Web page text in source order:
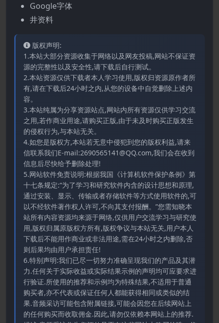
Google字体
井资料
版权声明:
1.本站大部分资源收集于网络以及网友投稿,网站不保证资
源的完整性以及安全性,请下载后自行测试。
2.本站资源仅供下载者本人学习使用,版权归资源原作者所
有,请在下载后24小时之内,从您的设备中自觉删除上述内
容。
3.本站纯属为分享资源站点,网站内所有资源仅供学习交流
之用,若作商业用途,请购买正版,由于未及时购买正版发生
的侵权行为,与本站无关。
4.如您是版权方,本站若无意中侵犯到您的版权利益,请来
信联系我们E-mail:2690565141@QQ.com,我们会在收到
信息后尽快给予删除处理!
5.网站软件免责说明:根据我国《计算机软件保护条例》第
十七条规定:“为了学习和研究软件内含的设计思想和原理,
通过安装、显示、传输或者存储软件等方式使用软件的,可
以不经软件著作权人许可,不向其支付报酬。”您需知晓本
站所有内容资源均来源于网络,仅供用户交流学习与研究使
用,版权归属原版权方所有,版权争议与本站无关,用户本人
下载后不能用作商业或非法用途,需在24小时之内删除,否
则后果均由用户承担责任!
6.特别声明:我们已尽一切努力准确呈现我们的产品及其潜
力.任何关于实际收益或实际结果示例的声明均可应要求进
行验证.所使用的推荐和示例均为特殊结果,不适用于普通
购买者,亦不代表或保证任何人都能获得相同或类似的结
果.音频采访可能包含附属链接,可能会因您在后续网站上
的任何购买而收取佣金.因此,请勿仅依赖本网站上的推荐.